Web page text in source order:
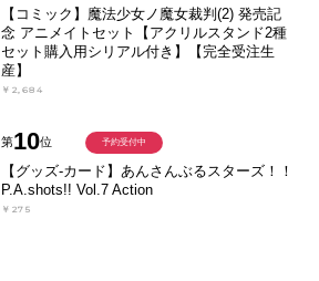
【コミック】魔法少女ノ魔女裁判(2) 発売記
念 アニメイトセット【アクリルスタンド2種
セット購入用シリアル付き】【完全受注生
産】
￥2,684
第10位
【グッズ-カード】あんさんぶるスターズ！！
P.A.shots!! Vol.7 Action
￥275
予約受付中